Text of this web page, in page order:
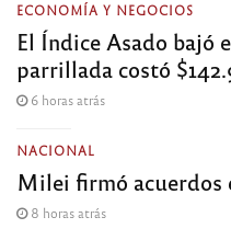
ECONOMÍA Y NEGOCIOS
El Índice Asado bajó
parrillada costó
6 horas atrás
NACIONAL
Milei firmó acuerdos
8 horas atrás